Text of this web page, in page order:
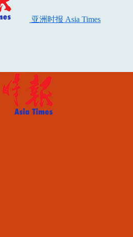
亚洲时报 Asia Times